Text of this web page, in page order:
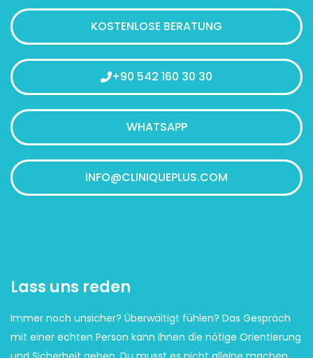
Lass uns reden
Immer noch unsicher? Überwältigt fühlen? Das Gespräch
mit einer echten Person kann Ihnen die nötige Orientierung
KOSTENLOSE BERATUNG
+90 542 160 30 30
WHATSAPP
INFO@CLINIQUEPLUS.COM